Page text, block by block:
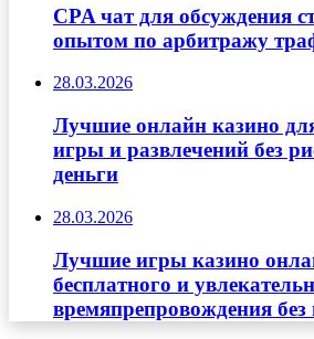
CPA чат для обсуждения
опытом по арбитражу
28.03.2026
Лучшие онлайн казино
игры и развлечений без
деньги
28.03.2026
Лучшие игры казино
бесплатного и
времяпрепровождения